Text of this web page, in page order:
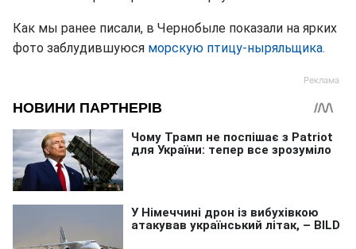
Как мы ранее писали, в Чернобыле показали на ярких
фото заблудившуюся морскую птицу-ныряльщика.